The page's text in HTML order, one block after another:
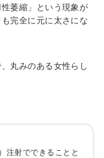
萎縮」という現象が
完全に元に太さにな
丸みのある女性らし
注射でできることと